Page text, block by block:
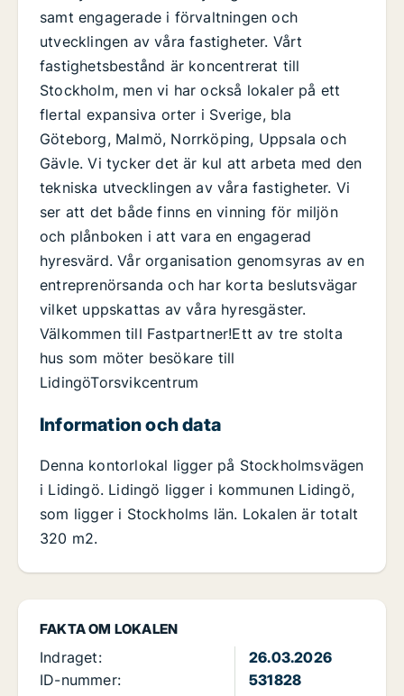
FAKTA OM LOKALEN
Indraget:
26.03.2026
ID-nummer:
531828
samt engagerade i förvaltningen och
utvecklingen av våra fastigheter. Vårt
fastighetsbestånd är koncentrerat till
Stockholm, men vi har också lokaler på ett
flertal expansiva orter i Sverige, bla
Göteborg, Malmö, Norrköping, Uppsala och
Gävle. Vi tycker det är kul att arbeta med den
tekniska utvecklingen av våra fastigheter. Vi
ser att det både finns en vinning för miljön
och plånboken i att vara en engagerad
hyresvärd. Vår organisation genomsyras av en
entreprenörsanda och har korta beslutsvägar
vilket uppskattas av våra hyresgäster.
Välkommen till Fastpartner!Ett av tre stolta
hus som möter besökare till
LidingöTorsvikcentrum
Information och data
Denna kontorlokal ligger på Stockholmsvägen
i Lidingö. Lidingö ligger i kommunen Lidingö,
som ligger i Stockholms län. Lokalen är totalt
320 m2.